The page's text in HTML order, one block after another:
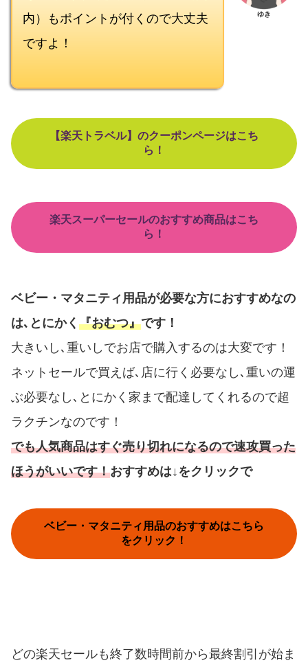
内）もポイントが付くので大丈夫
ですよ！
ゆき
【楽天トラベル】のクーポンページはこち
ら！
楽天スーパーセールのおすすめ商品はこち
ら！
ベビー・マタニティ用品が必要な方におすすめなの
は､とにかく 『おむつ』です！
大きいし､重いしでお店で購入するのは大変です！
ネットセールで買えば､店に行く必要なし､重いの運
ぶ必要なし､とにかく家まで配達してくれるので超
ラクチンなのです！
でも人気商品はすぐ売り切れになるので速攻買った
ほうがいいです！おすすめは↓をクリックで
ベビー・マタニティ用品のおすすめはこちら
をクリック！
どの楽天セールも終了数時間前から最終割引が始ま